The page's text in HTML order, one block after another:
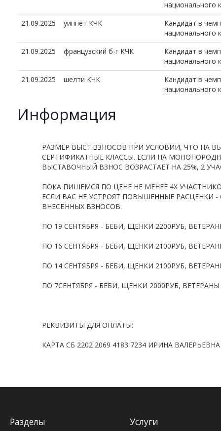
национального
21.09.2025
уиппет КЧК
Кандидат в
национального
21.09.2025
французский б-г КЧК
Кандидат в
национального
21.09.2025
шелти КЧК
Кандидат в
национального
Информация
РАЗМЕР ВЫСТ.ВЗНОСОВ ПРИ УСЛОВИИ, ЧТО НА
СЕРТИФИКАТНЫЕ КЛАССЫ. ЕСЛИ НА
ВЫСТАВОЧНЫЙ ВЗНОС ВОЗРАСТАЕТ НА 25%, 2
ПОКА ПИШЕМСЯ ПО ЦЕНЕ НЕ МЕНЕЕ 4Х
ЕСЛИ ВАС НЕ УСТРОЯТ ПОВЫШЕННЫЕ РАСЦЕНКИ
ВНЕСЁННЫХ ВЗНОСОВ.
ПО 19 СЕНТЯБРЯ - БЕБИ, ЩЕНКИ 2200РУБ,
ПО 16 СЕНТЯБРЯ - БЕБИ, ЩЕНКИ 2100РУБ,
ПО 14 СЕНТЯБРЯ - БЕБИ, ЩЕНКИ 2100РУБ,
ПО 7СЕНТЯБРЯ - БЕБИ, ЩЕНКИ 2000РУБ,
РЕКВИЗИТЫ ДЛЯ ОПЛАТЫ:
КАРТА СБ 2202 2069 4183 7234 ИРИНА
Разделы Услуги